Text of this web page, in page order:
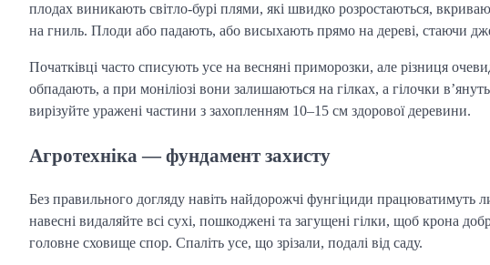
плодах виникають світло-бурі плями, які швидко розростаються,
на гниль. Плоди або падають, або висыхають прямо на дереві, стаючи
Початківці часто списують усе на весняні приморозки, але різниця
обпадають, а при моніліозі вони залишаються на гілках, а гілочки
вирізуйте уражені частини з захопленням 10–15 см здорової деревини.
Агротехніка — фундамент захисту
Без правильного догляду навіть найдорожчі фунгіциди працюватимуть
навесні видаляйте всі сухі, пошкоджені та загущені гілки, щоб крона
головне сховище спор. Спаліть усе, що зрізали, подалі від саду.